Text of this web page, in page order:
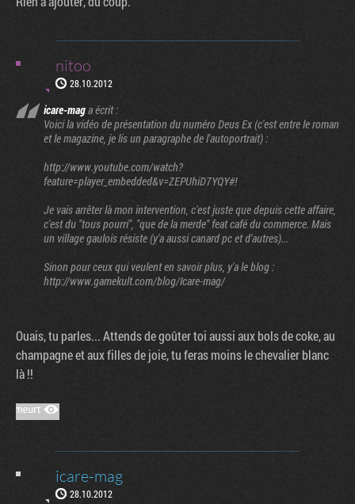
nitoo
28.10.2012
icare-maga écrit :
Voici la vidéo de présentation du numéro Deus Ex (c'est entre le roman
et le magazine, je lis un paragraphe de l'autoportrait) :
http://www.youtube.com/watch?
feature=player_embedded&v=ZEPUhiD7YQY#!
Je vais arrêter là mon intervention, c'est juste que depuis cette affaire,
c'est du "tous pourri", "que de la merde" feat café du commerce. Mais
un village gaulois résiste (y'a aussi canard pc et d'autres)...
Sinon pour ceux qui veulent en savoir plus, y'a le blog :
http://www.gamekult.com/blog/Icare-mag/
Ouais, tu parles... Attends de goûter toi aussi aux bols de coke, au
champagne et aux filles de joie, tu feras moins le chevalier blanc
là !!
icare-mag
28.10.2012